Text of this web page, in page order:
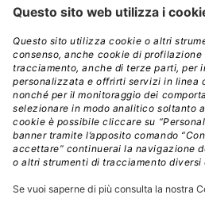
basato su parametri clinici,
morfologici ”.
Tramite il nomogramma
matematico è possibile
ciascun paziente diottenere
terapia con analoghi
somatostatina, integrando i